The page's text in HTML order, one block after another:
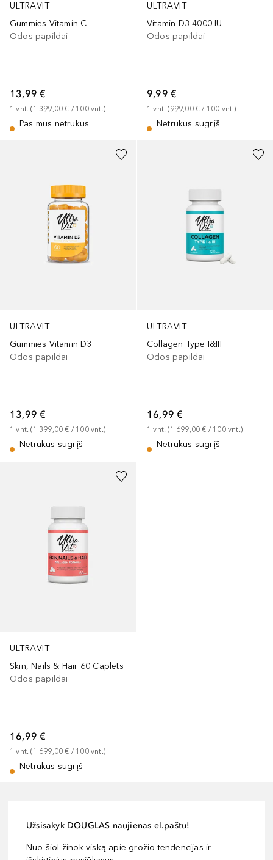
ULTRAVIT
Gummies Vitamin C
Odos papildai
13,99 €
1 vnt. (1 399,00 € / 100 vnt.)
Pas mus netrukus
ULTRAVIT
Vitamin D3 4000 IU
Odos papildai
9,99 €
1 vnt. (999,00 € / 100 vnt.)
Netrukus sugrįš
ULTRAVIT
Gummies Vitamin D3
Odos papildai
13,99 €
1 vnt. (1 399,00 € / 100 vnt.)
Netrukus sugrįš
ULTRAVIT
Collagen Type I&III
Odos papildai
16,99 €
1 vnt. (1 699,00 € / 100 vnt.)
Netrukus sugrįš
ULTRAVIT
Skin, Nails & Hair 60 Caplets
Odos papildai
16,99 €
1 vnt. (1 699,00 € / 100 vnt.)
Netrukus sugrįš
Užsisakyk DOUGLAS naujienas el.paštu!
Nuo šiol žinok viską apie grožio tendencijas ir